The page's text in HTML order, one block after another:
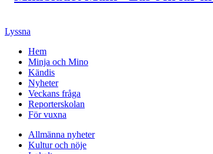
Lyssna
Hem
Minja och Mino
Kändis
Nyheter
Veckans fråga
Reporterskolan
För vuxna
Allmänna nyheter
Kultur och nöje